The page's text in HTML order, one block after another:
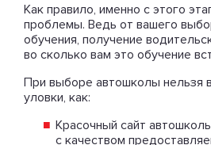
Как правило, именно с этого
проблемы. Ведь от вашего
обучения, получение
во сколько вам это обучение
При выборе автошколы нельзя
уловки, как:
Красочный сайт
с качеством